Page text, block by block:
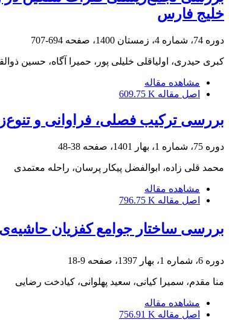
خلیج فارس
دوره 74، شماره 4، زمستان 1400، صفحه 694-707
کبری حیدری، اولیاقلی خلیلی پور، حمیرا آگاه، حسین
مشاهده مقاله
اصل مقاله 609.75 K
بررسی ترکیب فصلی، فراوانی و
دوره 75، شماره 1، بهار 1401، صفحه 38-48
محمد قلی زاده، ابوالفضل پیکار پرسان، راحله معتمدی
مشاهده مقاله
اصل مقاله 796.75 K
بررسی ساختار جوامع کفزیان
دوره 6، شماره 1، بهار 1397، صفحه 9-18
منا مقدم، سمیرا کیانی، سعید پهلوانی، کیادخت رضایی
مشاهده مقاله
اصل مقاله 756.91 K